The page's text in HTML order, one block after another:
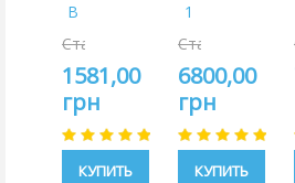
B
Старая
цена:
1860,00
грн
1581,00
грн
КУПИТЬ
1
Старая
цена:
8000,00
грн
6800,00
грн
КУПИТЬ